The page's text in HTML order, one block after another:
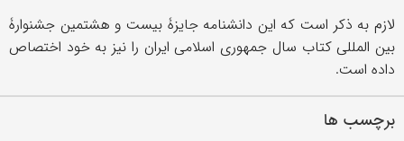
لازم به ذکر است که این دانشنامه جایزۀ بیست و هشتمین جشنوارۀ
بین المللی کتاب سال جمهوری اسلامی ایران را نیز به خود اختصاص
داده است.
برچسب ها